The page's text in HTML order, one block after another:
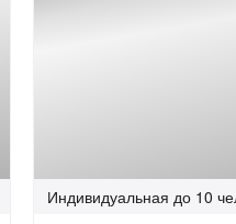
Индивидуальная до 10